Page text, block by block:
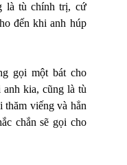
là tù chính trị, cứ
đến khi anh húp
gọi một bát cho
kia, cũng là tù
thăm viếng và hẳn
chắn sẽ gọi cho